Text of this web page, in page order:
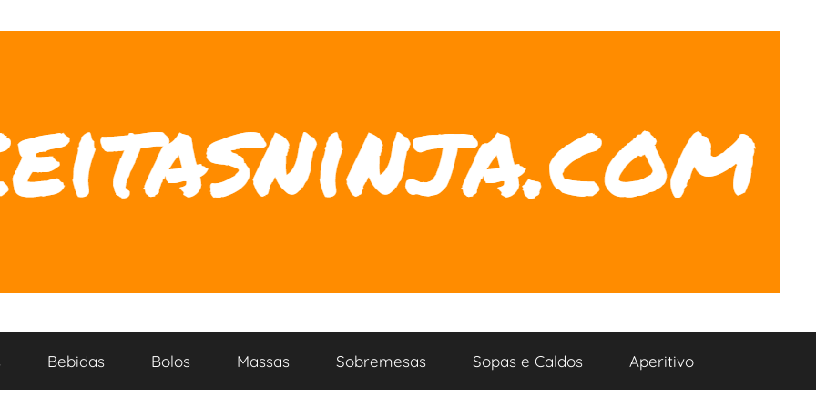
Bebidas Bolos Massas Sobremesas Sopas e Caldos Aperitivo